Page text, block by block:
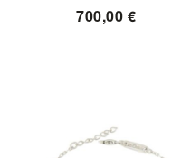
700,00 €